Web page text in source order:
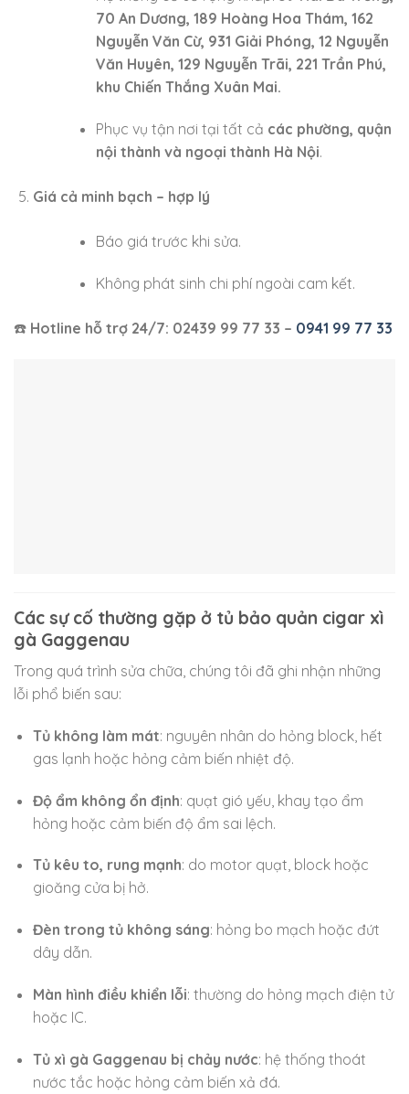
70 An Dương, 189 Hoàng Hoa Thám, 162
Nguyễn Văn Cừ, 931 Giải Phóng, 12 Nguyễn
Văn Huyên, 129 Nguyễn Trãi, 221 Trần Phú,
khu Chiến Thắng Xuân Mai.
Phục vụ tận nơi tại tất cả các phường, quận
nội thành và ngoại thành Hà Nội.
Giá cả minh bạch – hợp lý
Báo giá trước khi sửa.
Không phát sinh chi phí ngoài cam kết.
☎️ Hotline hỗ trợ 24/7: 02439 99 77 33 – 0941 99 77 33
Các sự cố thường gặp ở tủ bảo quản cigar xì
gà Gaggenau
Trong quá trình sửa chữa, chúng tôi đã ghi nhận những
lỗi phổ biến sau:
Tủ không làm mát: nguyên nhân do hỏng block, hết
gas lạnh hoặc hỏng cảm biến nhiệt độ.
Độ ẩm không ổn định: quạt gió yếu, khay tạo ẩm
hỏng hoặc cảm biến độ ẩm sai lệch.
Tủ kêu to, rung mạnh: do motor quạt, block hoặc
gioăng cửa bị hở.
Đèn trong tủ không sáng: hỏng bo mạch hoặc đứt
dây dẫn.
Màn hình điều khiển lỗi: thường do hỏng mạch điện tử
hoặc IC.
Tủ xì gà Gaggenau bị chảy nước: hệ thống thoát
nước tắc hoặc hỏng cảm biến xả đá.